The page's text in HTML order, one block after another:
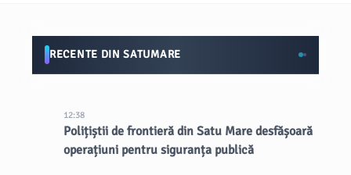
RECENTE DIN SATUMARE
12:38
Polițiștii de frontieră din Satu Mare desfășoară
operațiuni pentru siguranța publică